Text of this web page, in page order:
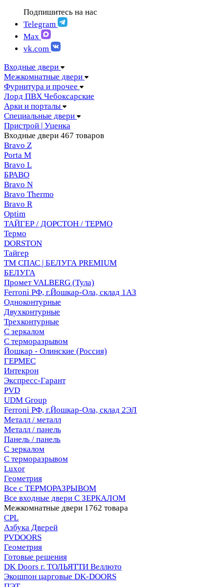
ЛОРД Чебоксары
Складные двери
Скрытые двери
FELICIA | Феличия
FUTURISTIC | Футуристик
ITALY | Италия
KANTRI | Кантри
LUMI LINE | Люми лайн
MIA MARIA | Мия Мария
MILETTI | Милетти
MODERN | Модерн
MOLLE | Молле
MONTE | Монте
PRIMA | Прима
RENAISSANCE | Ренессанс
RILIEVO | Рильево
STYLE | Стайл
TECHNO | Техно
TOCCO | ТОККО
VILLA KANTRI | Вилла кантри
Подпишитесь на нас
Telegram
Max
vk.com
Входные двери
Межкомнатные двери
Фурнитура и прочее
Лорд ПВХ Чебоксарские
Арки и порталы
Специальные двери
Пристрой | Уценка
Входные двери 467 товаров
Bravo Z
Porta М
Bravo L
БРАВО
Bravo N
Bravo Thermo
Bravo R
Optim
ТАЙГЕР / ДОРСТОН / ТЕРМО
Термо
DORSTON
Тайгер
ТМ СПАС | БЕЛУГА PREMIUM
БЕЛУГА
Промет VALBERG (Тула)
Ferroni РФ, г.Йошкар-Ола, склад 1АЗ
Одноконтурные
Двухконтурные
Трехконтурные
С зеркалом
С терморазрывом
Йошкар - Олинские (Россия)
ГЕРМЕС
Интекрон
Экспресс-Гарант
PVD
UDM Group
Ferroni РФ, г.Йошкар-Ола, склад 2ЭЛ
Металл / металл
Металл / панель
Панель / панель
С зеркалом
С терморазрывом
Luxor
Геометрия
Все с ТЕРМОРАЗРЫВОМ
Все входные двери С ЗЕРКАЛОМ
Межкомнатные двери 1762 товара
CPL
Азбука Дверей
PVDOORS
Геометрия
Готовые решения
DK Doors г. ТОЛЬЯТТИ Веллюто
Экошпон царговые DK-DOORS